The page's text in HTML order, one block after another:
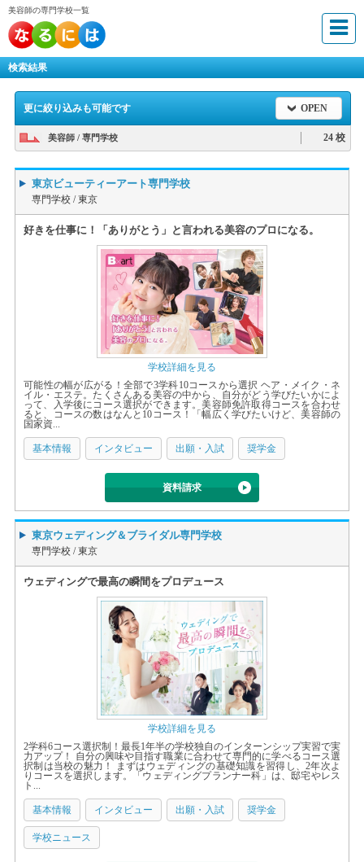
美容師の専門学校一覧
検索結果
更に絞り込みも可能です OPEN
美容師 / 専門学校 24 校
東京ビューティーアート専門学校
専門学校 /東京
好きを仕事に！「ありがとう」と言われる美容のプロになる。
学校詳細を見る
可能性の幅が広がる！全部で3学科10コースから選択 ヘア・メイク・ネ
イル・エステ。たくさんある美容の中から、自分がどう学びたいかによ
って、入学後にコース選択ができます。美容師免許取得コースを合わせ
ると、コースの数はなんと10コース！「幅広く学びたいけど、美容師の
国家資...
基本情報 インタビュー 出願・入試 奨学金
資料請求
東京ウェディング＆ブライダル専門学校
専門学校 /東京
ウェディングで最高の瞬間をプロデュース
学校詳細を見る
2学科6コース選択制！最長1年半の学校独自のインターンシップ実習で実
力アップ！ 自分の興味や目指す職業に合わせて専門的に学べるコース選
択制は当校の魅力！ まずはウェディングの基礎知識を習得し、2年次よ
りコースを選択します。「ウェディングプランナー科」は、邸宅やレス
ト...
基本情報 インタビュー 出願・入試 奨学金
学校ニュース